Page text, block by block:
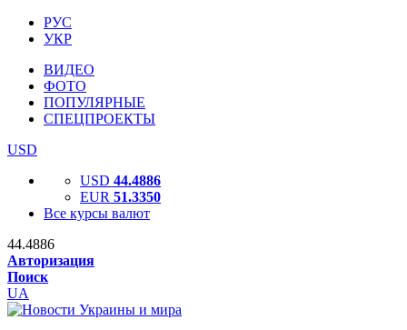
РУС
УКР
ВИДЕО
ФОТО
ПОПУЛЯРНЫЕ
СПЕЦПРОЕКТЫ
USD
USD 44.4886
EUR 51.3350
Все курсы валют
44.4886
Авторизация
Поиск
UA